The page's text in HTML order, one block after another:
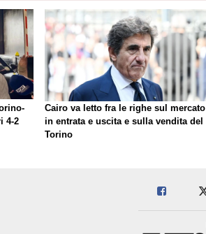
4-2
Cairo va letto fra le righe sul mercato
in entrata e uscita e sulla vendita del
Torino